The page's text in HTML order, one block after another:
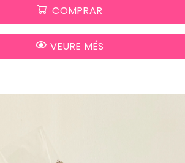
COMPRAR
VEURE MÉS